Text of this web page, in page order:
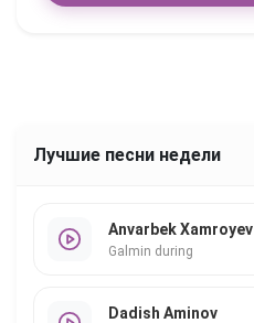
Лучшие песни недели
Anvarbek Xamroyev
Galmin during
Dadish Aminov